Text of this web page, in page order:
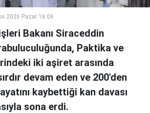
2026 Pazar 16:06
Bakanı Siraceddin
Paktika ve
iki aşiret arasında
devam eden ve 200'den
kaybettiği kan davası
sona erdi.